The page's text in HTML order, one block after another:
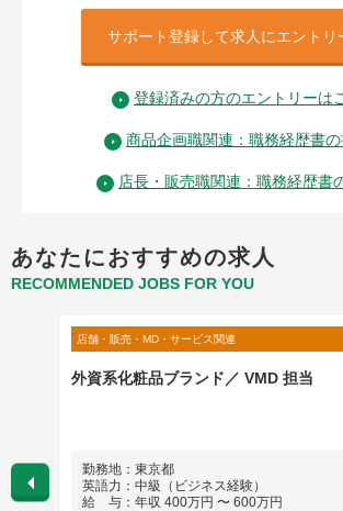
サポート登録して求人にエントリ
登録済みの方のエントリーは
商品企画職関連：職務経歴書
店長・販売職関連：職務経歴書
あなたにおすすめの求人
RECOMMENDED JOBS FOR YOU
店舗・販売・MD・サービス関連
外資系化粧品ブランド／ VMD 担当
勤務地：東京都
英語力：中級（ビジネス経験）
給 与：年収 400万円 〜 600万円